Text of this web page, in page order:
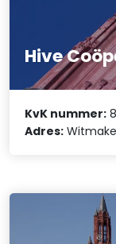
Hive
KvK nummer:
Adres: